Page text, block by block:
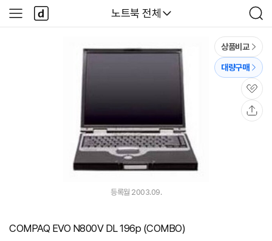
다나와
노트북 전체
검
색
사
이
다
나
와
상품비교
대량구매
관
심
등록월 2003.09.
COMPAQ EVO N800V DL 196p (COMBO)